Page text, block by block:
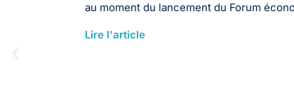
au moment du lancement du Forum
Lire l'article